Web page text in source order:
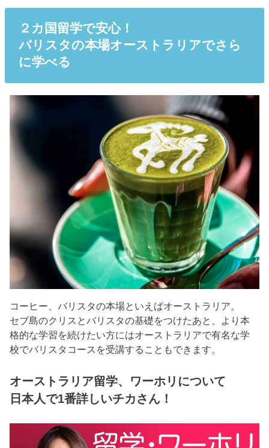
２カ国留学で安心！
バリスタの本場オーストラリアでさら
に学べる
コーヒー、バリスタの本場といえばオーストラリア。
セブ島のクリスとバリスタの基礎をつけたあと、より本
格的な学習を続けたい方にはオーストラリアで有名な学
校でバリスタコースを受講することもできます。
オーストラリア留学、ワーホリについて
日本人で1番詳しいチカさん！